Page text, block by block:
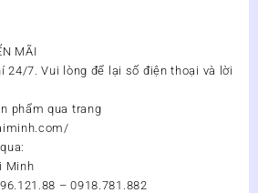
MÃI
24/7. Vui lòng để lại số điện thoại và lời
phẩm qua trang
Minh
– 0918.781.882